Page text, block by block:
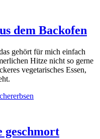
dem Backofen
gehört für mich ein­fach
Hit­ze nicht so ger­ne
vege­ta­ri­sches Essen,
geschmort